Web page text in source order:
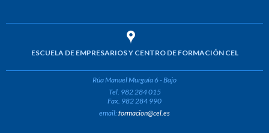
ESCUELA DE EMPRESARIOS Y CENTRO DE FORMACIÓN CEL
Rúa Manuel Murguía 6 - Bajo
Tel. 982 284 015
Fax. 982 284 990
email:formacion@cel.es